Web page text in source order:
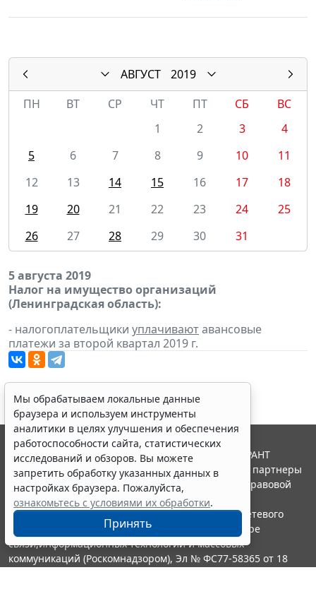
АВГУСТ
2019
ПН
ВТ СР ЧТ ПТ СБ
ВС
1
2 3
4
5
6 7 8 9 10
11
12
13 14 15 16 17
18
19
20 21 22 23 24
25
26
27 28 29 30 31
5 августа 2019
Налог на имущество организаций
(Ленинградская область):
- налогоплательщики уплачиваютавансовые
платежи за второй квартал 2019 г.
Мы обрабатываем локальные данные
браузера и используем инструменты
аналитики в целях улучшения и обеспечения
работоспособности сайта, статистических
исследований и обзоров. Вы можете
запретить обработку указанных данных в
настройках браузера. Пожалуйста,
ознакомьтесь с условиями их обработки.
Принять
© ООО "НПП "ГАРАНТ-СЕРВИС", 2026. Система ГАРАНТ
выпускается с 1990 года. Компания "Гарант" и ее партнеры
являются участниками Российской ассоциации правовой
информации ГАРАНТ.
Портал ГАРАНТ.РУ зарегистрирован в качестве сетевого
издания Федеральной службой по надзору в сфере
связи,информационных технологий и массовых
коммуникаций (Роскомнадзором), Эл № ФС77-58365 от 18